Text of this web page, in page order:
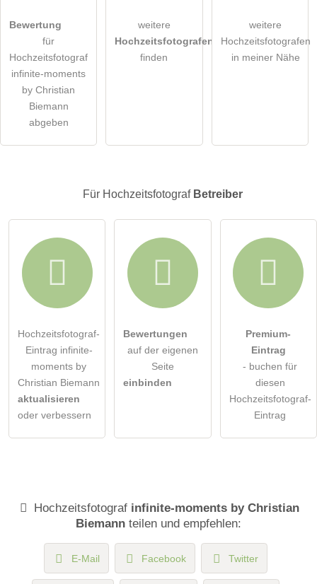
Die Datenschutzerklärung habe ich zur Kenntnis genommen.
öffentliche Frage stellen
Hinweis:Bitte beachten Sie, öffentliche Fragen sind
Besucher sichtbar
Klicken Sie hier um eineindividuelle Fragean den
Bewertung
für
Hochzeitsfotograf
infinite-moments
by Christian
Biemann
abgeben
weitere
Hochzeitsfotografen
finden
weitere
Hochzeitsfotografen
in meiner Nähe
Für Hochzeitsfotograf Betreiber
Hochzeitsfotograf-
Eintrag infinite-
moments by
Christian Biemann
aktualisieren
oder verbessern
Bewertungen
auf der eigenen
Seite
einbinden
Premium-
Eintrag
- buchen für
diesen
Hochzeitsfotograf-
Eintrag
Hochzeitsfotograf infinite-moments by Christian
Biemann teilen und empfehlen:
E-Mail Facebook Twitter